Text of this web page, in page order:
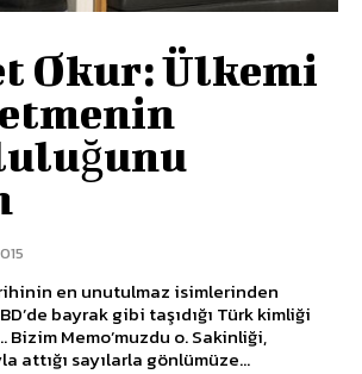
Okur: Ülkemi
en unutulmaz isimlerinden
bayrak gibi taşıdığı Türk kimliği
attığı sayılarla gönlümüze...